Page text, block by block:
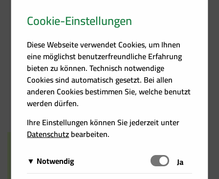
Kontakt
Heizkosten­rechner Events
Cookie-Einstellungen
Diese Webseite verwendet Cookies, um Ihnen
eine möglichst benutzerfreundliche Erfahrung
bieten zu können. Technisch notwendige
Cookies sind automatisch gesetzt. Bei allen
anderen Cookies bestimmen Sie, welche benutzt
werden dürfen.
Ihre Einstellungen können Sie jederzeit unter
Datenschutzbearbeiten.
Notwendig
Schalten
Ja